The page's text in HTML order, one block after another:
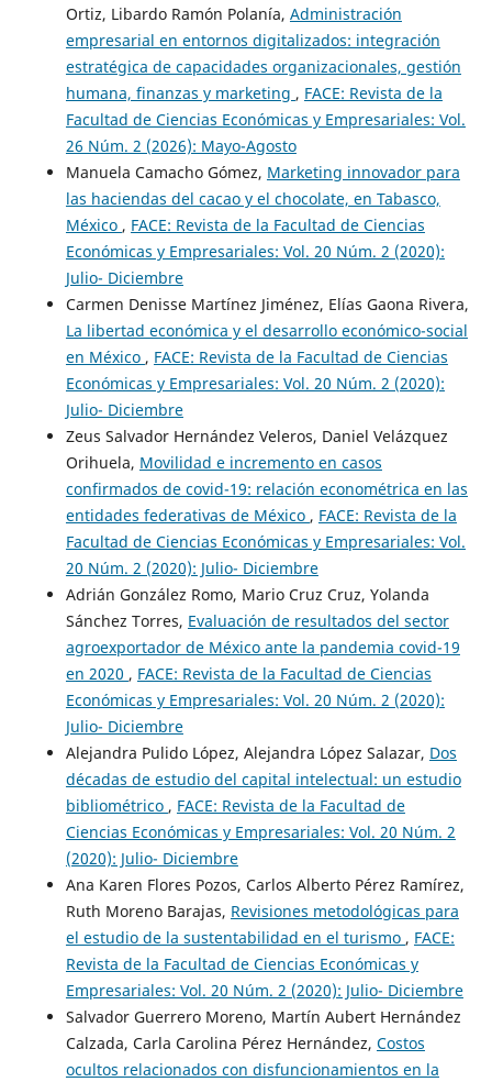
Ortiz, Libardo Ramón Polanía, Administración
empresarial en entornos digitalizados: integración
estratégica de capacidades organizacionales, gestión
humana, finanzas y marketing , FACE: Revista de la
Facultad de Ciencias Económicas y Empresariales: Vol.
26 Núm. 2 (2026): Mayo-Agosto
Manuela Camacho Gómez, Marketing innovador para
las haciendas del cacao y el chocolate, en Tabasco,
México , FACE: Revista de la Facultad de Ciencias
Económicas y Empresariales: Vol. 20 Núm. 2 (2020):
Julio- Diciembre
Carmen Denisse Martínez Jiménez, Elías Gaona Rivera,
La libertad económica y el desarrollo económico-social
en México , FACE: Revista de la Facultad de Ciencias
Económicas y Empresariales: Vol. 20 Núm. 2 (2020):
Julio- Diciembre
Zeus Salvador Hernández Veleros, Daniel Velázquez
Orihuela, Movilidad e incremento en casos
confirmados de covid-19: relación econométrica en las
entidades federativas de México , FACE: Revista de la
Facultad de Ciencias Económicas y Empresariales: Vol.
20 Núm. 2 (2020): Julio- Diciembre
Adrián González Romo, Mario Cruz Cruz, Yolanda
Sánchez Torres, Evaluación de resultados del sector
agroexportador de México ante la pandemia covid-19
en 2020 , FACE: Revista de la Facultad de Ciencias
Económicas y Empresariales: Vol. 20 Núm. 2 (2020):
Julio- Diciembre
Alejandra Pulido López, Alejandra López Salazar, Dos
décadas de estudio del capital intelectual: un estudio
bibliométrico , FACE: Revista de la Facultad de
Ciencias Económicas y Empresariales: Vol. 20 Núm. 2
(2020): Julio- Diciembre
Ana Karen Flores Pozos, Carlos Alberto Pérez Ramírez,
Ruth Moreno Barajas, Revisiones metodológicas para
el estudio de la sustentabilidad en el turismo , FACE:
Revista de la Facultad de Ciencias Económicas y
Empresariales: Vol. 20 Núm. 2 (2020): Julio- Diciembre
Salvador Guerrero Moreno, Martín Aubert Hernández
Calzada, Carla Carolina Pérez Hernández, Costos
ocultos relacionados con disfuncionamientos en la